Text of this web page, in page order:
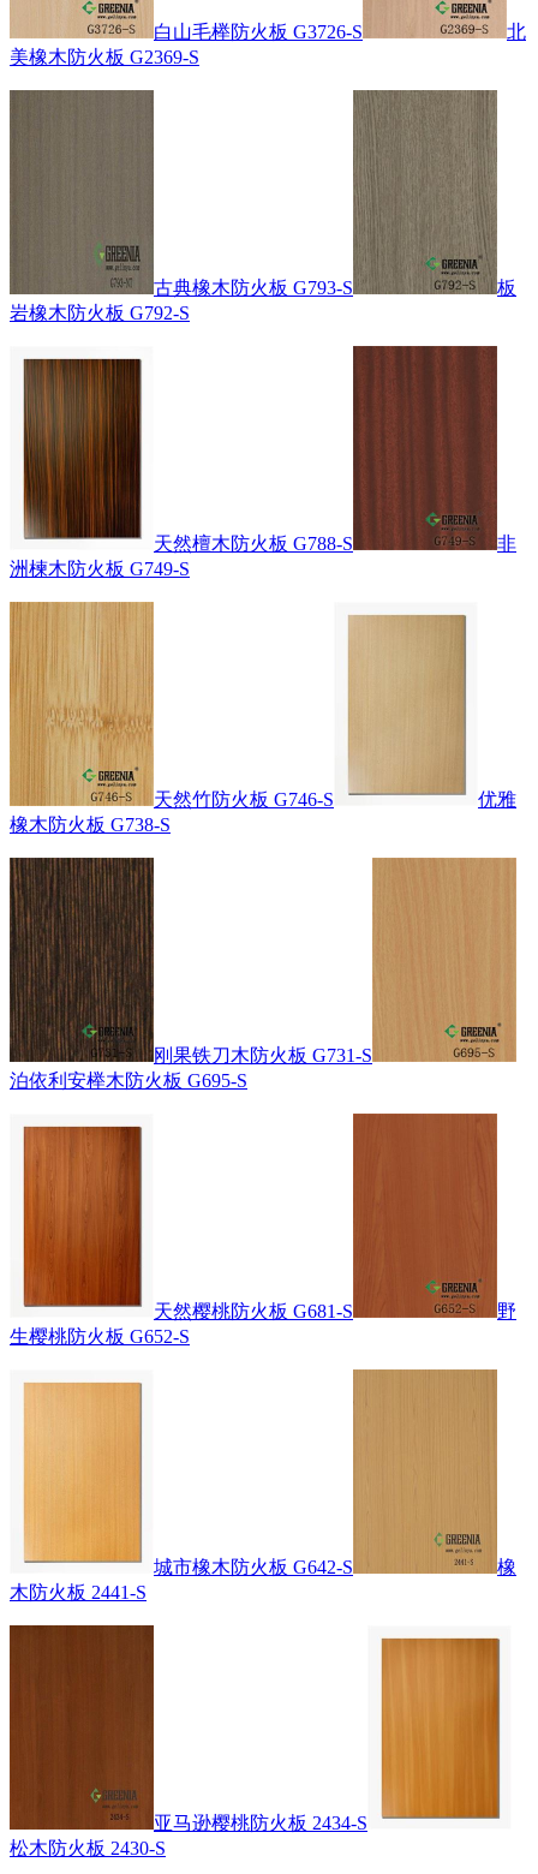
白山毛榉防火板 G3726-S
北
美橡木防火板 G2369-S
古典橡木防火板 G793-S
板
岩橡木防火板 G792-S
天然檀木防火板 G788-S
非
洲楝木防火板 G749-S
天然竹防火板 G746-S
优雅
橡木防火板 G738-S
刚果铁刀木防火板 G731-S
泊依利安榉木防火板 G695-S
天然樱桃防火板 G681-S
野
生樱桃防火板 G652-S
城市橡木防火板 G642-S
橡
木防火板 2441-S
亚马逊樱桃防火板 2434-S
松木防火板 2430-S